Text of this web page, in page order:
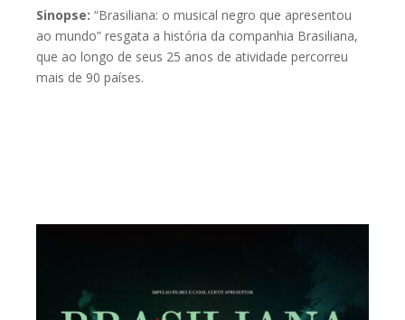
Sinopse: “Brasiliana: o musical negro que apresentou
ao mundo” resgata a história da companhia Brasiliana,
que ao longo de seus 25 anos de atividade percorreu
mais de 90 países.